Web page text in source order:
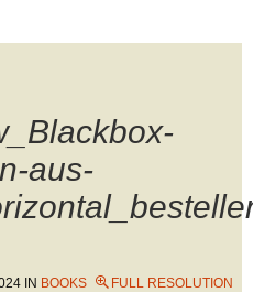
aus-
IN BOOKS
FULL RESOLUTION